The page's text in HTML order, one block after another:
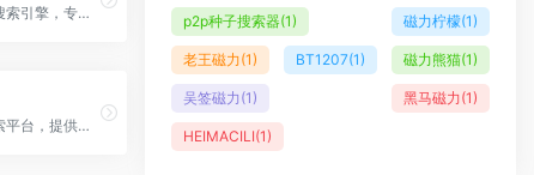
物联网设备搜索引擎，专门搜索互联网连接设备的专业平台
专业图片搜索平台，提供高质量摄影作品和图片资源搜索
p2p种子搜索器(1) 磁力柠檬(1)
老王磁力(1) BT1207(1) 磁力熊猫(1)
吴签磁力 (1) 黑马磁力(1)
HEIMACILI(1)